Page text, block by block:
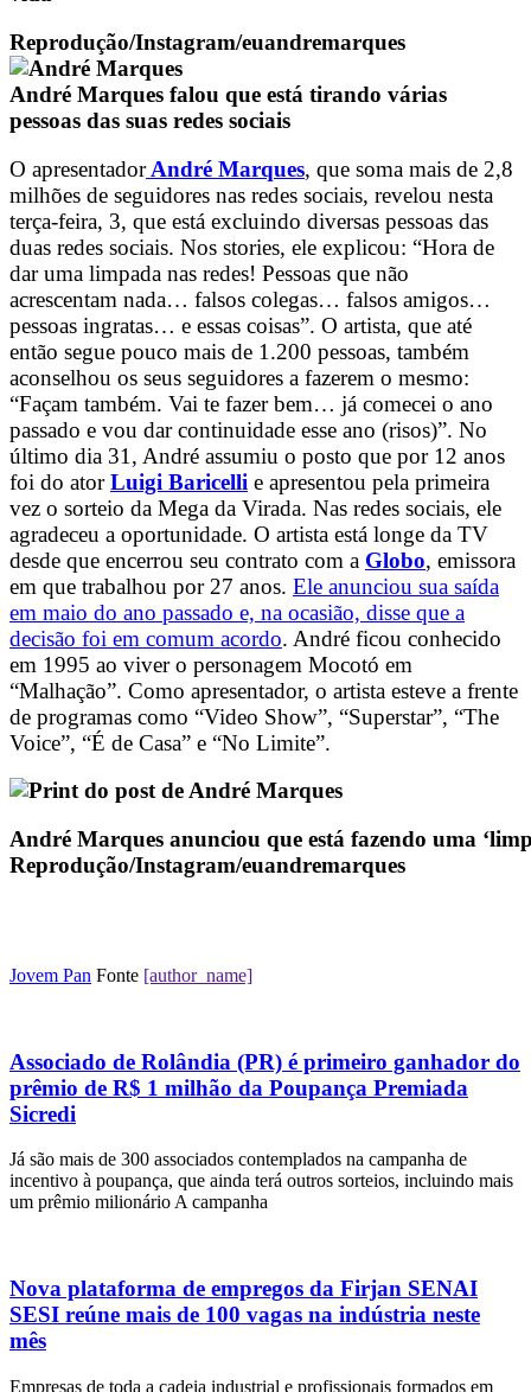
Reprodução/Instagram/euandremarques
André Marques falou que está tirando várias
pessoas das suas redes sociais
O apresentadorAndré Marques, que soma mais de 2,8
milhões de seguidores nas redes sociais, revelou nesta
terça-feira, 3, que está excluindo diversas pessoas das
duas redes sociais. Nos stories, ele explicou: “Hora de
dar uma limpada nas redes! Pessoas que não
acrescentam nada… falsos colegas… falsos amigos…
pessoas ingratas… e essas coisas”. O artista, que até
então segue pouco mais de 1.200 pessoas, também
aconselhou os seus seguidores a fazerem o mesmo:
“Façam também. Vai te fazer bem… já comecei o ano
passado e vou dar continuidade esse ano (risos)”. No
último dia 31, André assumiu o posto que por 12 anos
foi do atorLuigi Baricelli e apresentou pela primeira
vez o sorteio da Mega da Virada. Nas redes sociais, ele
agradeceu a oportunidade. O artista está longe da TV
desde que encerrou seu contrato com a Globo, emissora
em que trabalhou por 27 anos. Ele anunciou sua saída
em maio do ano passado e, na ocasião, disse que a
decisão foi em comum acordo. André ficou conhecido
em 1995 ao viver o personagem Mocotó em
“Malhação”. Como apresentador, o artista esteve a frente
de programas como “Video Show”, “Superstar”, “The
Voice”, “É de Casa” e “No Limite”.
André Marques anunciou que está fazendo uma
Reprodução/Instagram/euandremarques
Jovem Pan Fonte [author_name]
Associado de Rolândia (PR) é primeiro ganhador do
prêmio de R$ 1 milhão da Poupança Premiada
Sicredi
Já são mais de 300 associados contemplados na campanha de
incentivo à poupança, que ainda terá outros sorteios, incluindo mais
um prêmio milionário A campanha
Nova plataforma de empregos da Firjan SENAI
SESI reúne mais de 100 vagas na indústria neste
mês
Empresas de toda a cadeia industrial e profissionais formados em